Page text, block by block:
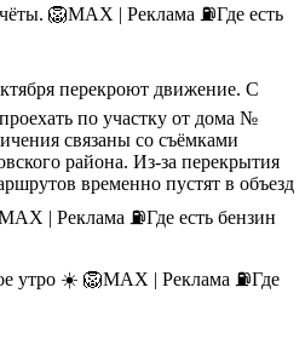
🦁MAX | Реклама ⛽️Где есть
перекроют движение. С
по участку от дома №
связаны со съёмками
района. Из-за перекрытия
временно пустят в объезд
| Реклама ⛽️Где есть бензин
утро ☀️ 🦁MAX | Реклама ⛽️Где